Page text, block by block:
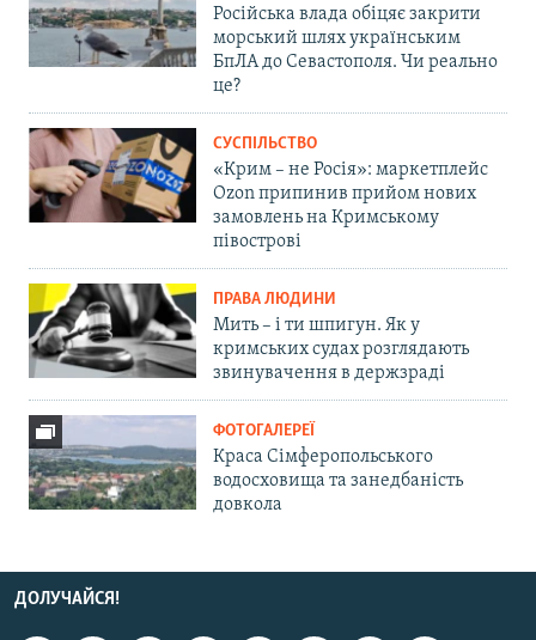
Російська влада обіцяє закрити
морський шлях українським
БпЛА до Севастополя. Чи реально
це?
СУСПІЛЬСТВО
«Крим – не Росія»: маркетплейс
Ozon припинив прийом нових
замовлень на Кримському
півострові
ПРАВА ЛЮДИНИ
Мить – і ти шпигун. Як у
кримських судах розглядають
звинувачення в держзраді
ФОТОГАЛЕРЕЇ
Краса Сімферопольського
водосховища та занедбаність
довкола
ДОЛУЧАЙСЯ!